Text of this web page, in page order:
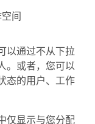
间
以通过不从下拉
。或者，您可以
态的用户、工作
仅显示与您分配